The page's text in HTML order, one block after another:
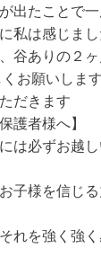
出たことで
私は感じまし
谷ありの２
お願いします
だきます
護者様へ】
は必ずお越
子様を信じ
れを強く強